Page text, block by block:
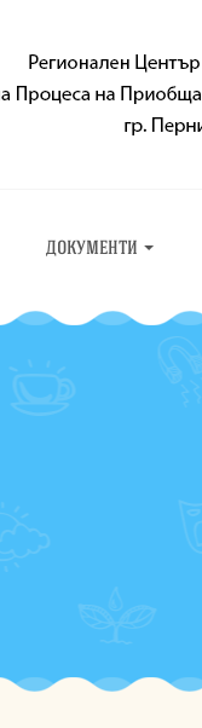
ДОКУМЕНТИ